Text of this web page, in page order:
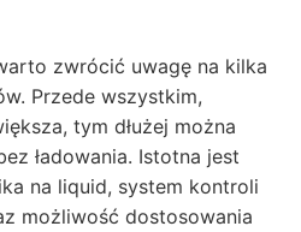
zwrócić uwagę na kilka
Przede wszystkim,
tym dłużej można
ładowania. Istotna jest
na liquid, system kontroli
możliwość dostosowania